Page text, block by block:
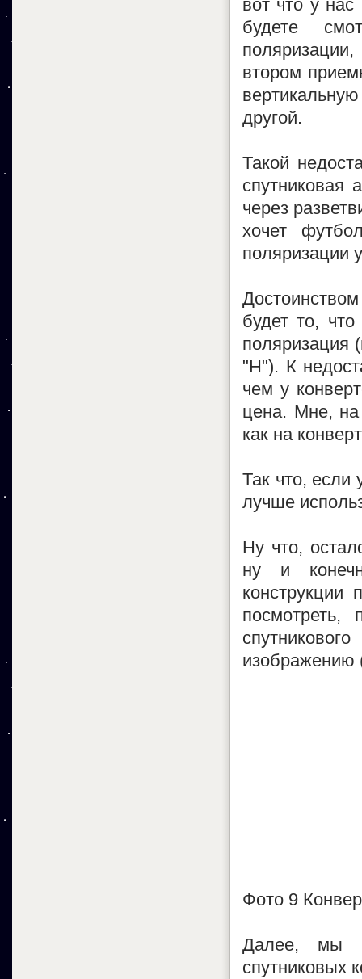
вот что у
будете
втором
другой.
Такой
спутниковая
через
хочет
поляризации
будет то,
поляризация
"H"). К
чем у
цена. Мне, на
как на
Так что, если
лучше
Ну что,
ну и
посмотреть,
изображению
Фото 9
Далее, мы
спутниковых